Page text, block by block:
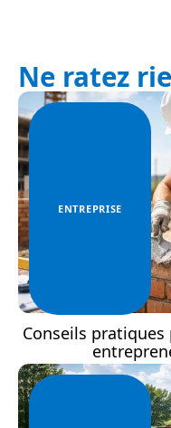
Ne ratez
ENTREPRISE
Conseils